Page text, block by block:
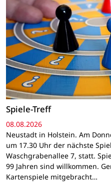
Spiele-Treff
08.08.2026
Neustadt in Holstein. Am
um 17.30 Uhr der nächste
Waschgrabenallee 7, statt.
99 Jahren sind willkommen.
Kartenspiele mitgebracht…